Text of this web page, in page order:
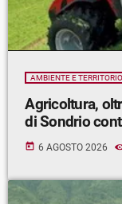
AMBIENTE E TERRITORIO
Agricoltura,
di Sondrio
today 6 AGOSTO 2026